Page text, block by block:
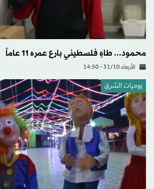
محمود... طاهٍ فلسطيني بارع عمره 11 عاماً
الأربعاء 31/10 - 14:50
يوميات الشرق